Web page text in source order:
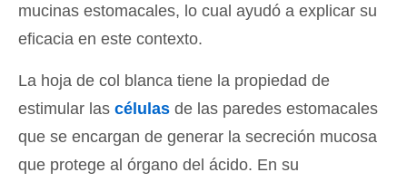
mucinas estomacales, lo cual ayudó a explicar su
eficacia en este contexto.
La hoja de col blanca tiene la propiedad de
estimular las células de las paredes estomacales
que se encargan de generar la secreción mucosa
que protege al órgano del ácido. En su